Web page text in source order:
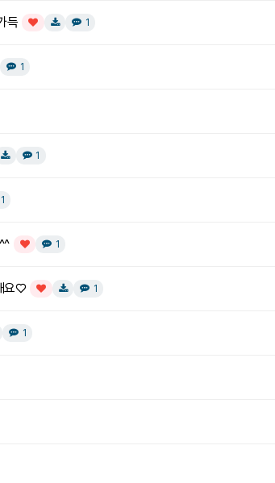
득
인기글 다운로드
댓글
1개
댓글
1개
다운로드
댓글
1개
댓글
1개
인기글
댓글
1개
요♡
인기글 다운로드
댓글
1개
로드
댓글
1개